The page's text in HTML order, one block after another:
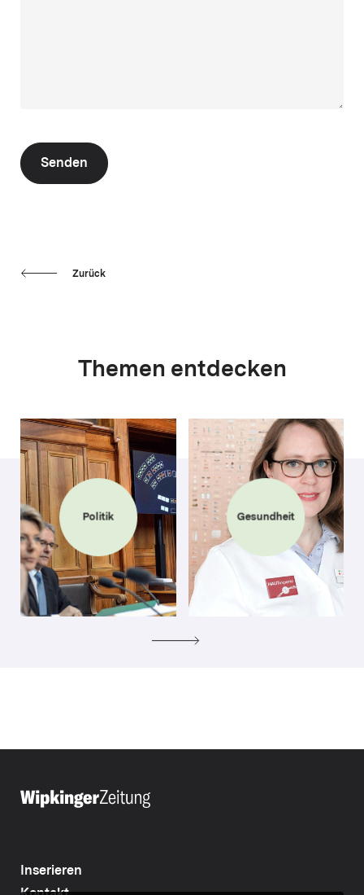
Senden
Zurück
Themen entdecken
Politik Gesundheit
Inserieren